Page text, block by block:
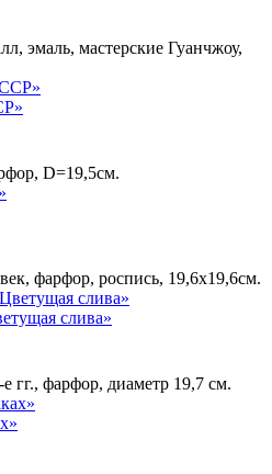
эмаль, мастерские Гуанчжоу,
D=19,5см.
фарфор, роспись, 19,6х19,6см.
слива»
гг., фарфор, диаметр 19,7 см.